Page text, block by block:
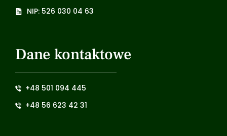
NIP: 526 030 04 63
Dane kontaktowe
+48 501 094 445
+48 56 623 42 31